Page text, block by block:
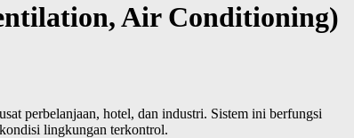
Air Conditioning)
perbelanjaan, hotel, dan industri. Sistem ini berfungsi
lingkungan terkontrol.